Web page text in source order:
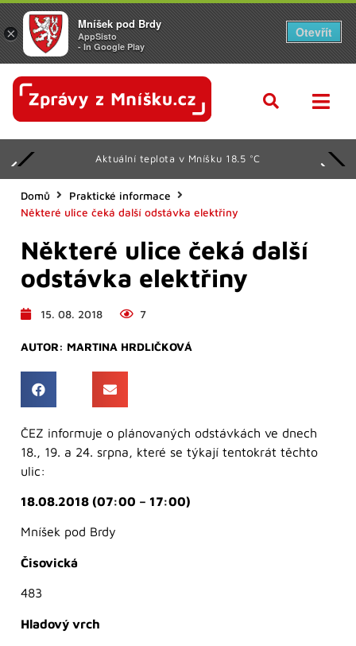
Aktuální teplota v Mníšku 18.5 °C
Domů
Praktické informace
Některé ulice čeká další odstávka elektřiny
Některé ulice čeká další
odstávka elektřiny
15. 08. 2018 7
AUTOR: MARTINA HRDLIČKOVÁ
ČEZ informuje o plánovaných odstávkách ve dnech
18., 19. a 24. srpna, které se týkají tentokrát těchto
ulic:
18.08.2018 (07:00 – 17:00)
Mníšek pod Brdy
Čisovická
483
Hladový vrch
×
Mníšek pod Brdy
AppSisto
- In Google Play
Otevřít